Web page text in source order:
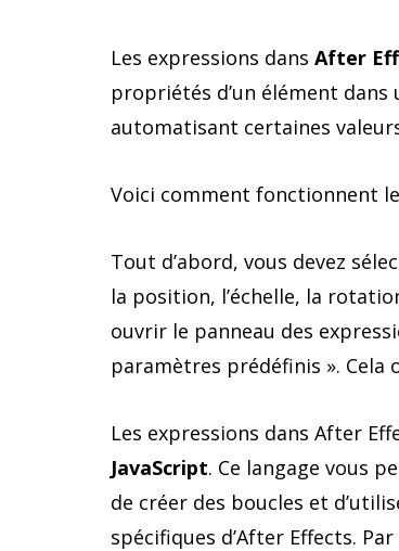
Les expressions dans After
propriétés d’un élément
automatisant certaines
Voici comment fonctionnent
Tout d’abord, vous devez
la position, l’échelle, la
ouvrir le panneau des
paramètres prédéfinis ».
Les expressions dans After
JavaScript. Ce langage vous
de créer des boucles et
spécifiques d’After Effects.